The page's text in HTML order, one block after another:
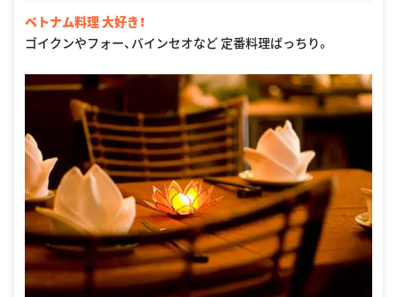
ベトナム料理 大好き！
ゴイクンやフォー、バインセオなど 定番料理ばっちり。